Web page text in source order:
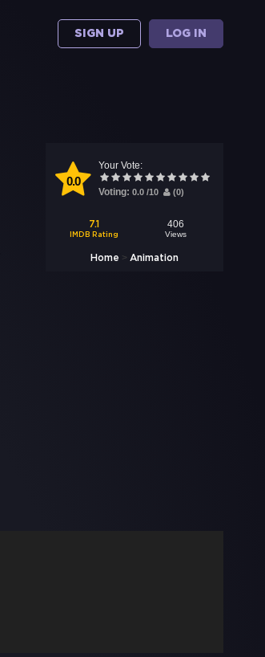
SIGN UP LOG IN
0.0
Your Vote:
Voting: 0.0 /10 (0)
7.1
IMDB Rating
406
Views
Home > Animation